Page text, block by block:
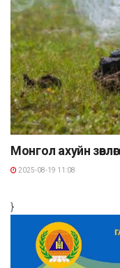
Монгол ахуйн зөвлөгөө
2025-08-19 11:08
}